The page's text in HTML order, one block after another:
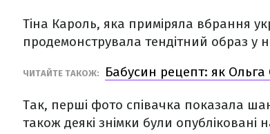
Тіна Кароль, яка приміряла вбрання
продемонструвала тендітний образ у
ЧИТАЙТЕ ТАКОЖ: Бабусин рецепт: як Ольга
Так, перші фото співачка показала
також деякі знімки були опубліковані